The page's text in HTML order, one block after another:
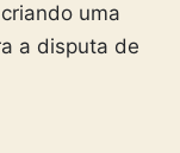
uma
a disputa de